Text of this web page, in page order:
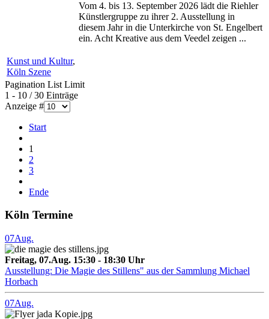
Vom 4. bis 13. September 2026 lädt die Riehler
Künstlergruppe zu ihrer 2. Ausstellung in
diesem Jahr in die Unterkirche von St. Engelbert
ein. Acht Kreative aus dem Veedel zeigen ...
Kunst und Kultur,
Köln Szene
Pagination List Limit
1 - 10 / 30 Einträge
Anzeige #
Start
1
2
3
Ende
Köln Termine
07Aug.
Freitag, 07.Aug. 15:30 - 18:30 Uhr
Ausstellung: Die Magie des Stillens" aus der Sammlung Michael
Horbach
07Aug.